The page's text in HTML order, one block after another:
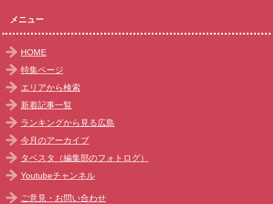
メニュー
HOME
特集ページ
エリアから検索
新着記事一覧
ランキングから見る広島
今月のアーカイブ
タベスタ（編集部のフォトログ）
Youtubeチャンネル
ご意見・お問い合わせ